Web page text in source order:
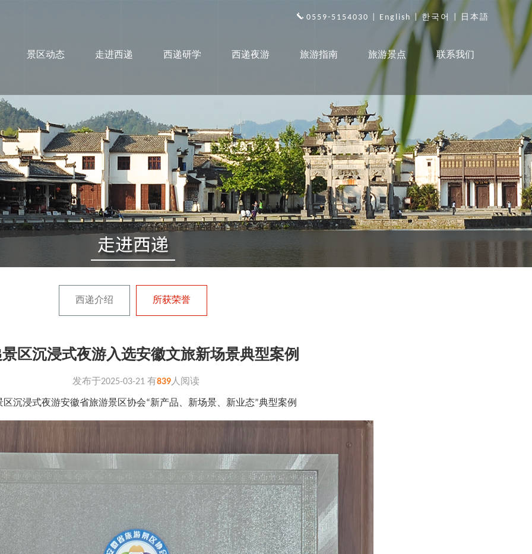
0559-5154030 | English |한국어 日本語
景区动态 走进西递 西递研学 西递夜游 旅游指南 旅游景点 联系我们
西递介绍 所获荣誉
区沉浸式夜游入选安徽文旅新场景典型案例
发布于2025-03-21 有839人阅读
区沉浸式夜游安徽省旅游景区协会“新产品、新场景、新业态”典型案例